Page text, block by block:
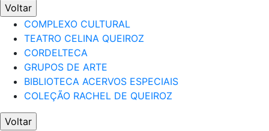
Voltar
COMPLEXO CULTURAL
TEATRO CELINA QUEIROZ
CORDELTECA
GRUPOS DE ARTE
BIBLIOTECA ACERVOS ESPECIAIS
COLEÇÃO RACHEL DE QUEIROZ
Voltar